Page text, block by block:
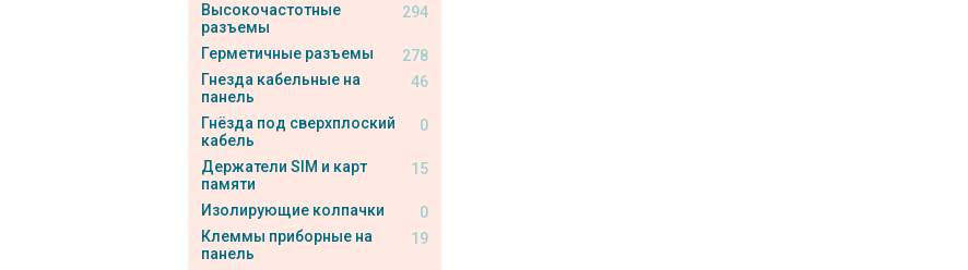
Высокочастотные
разъемы
294
Герметичные разъемы
278
Гнезда кабельные на
панель
46
Гнёзда под сверхплоский
кабель
0
Держатели SIM и карт
памяти
15
Изолирующие колпачки
0
Клеммы приборные на
панель
19